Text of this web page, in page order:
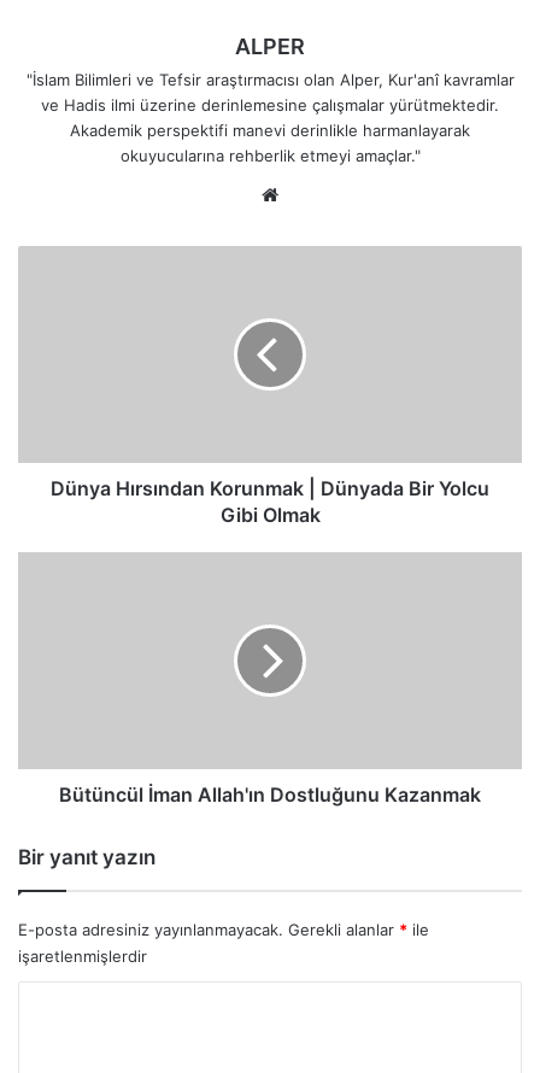
ALPER
"İslam Bilimleri ve Tefsir araştırmacısı olan Alper, Kur'anî kavramlar
ve Hadis ilmi üzerine derinlemesine çalışmalar yürütmektedir.
Akademik perspektifi manevi derinlikle harmanlayarak
okuyucularına rehberlik etmeyi amaçlar."
Olmak
Dünya Hırsından Korunmak | Dünyada Bir Yolcu
Gibi Olmak
Bütüncül İman Allah'ın Dostluğunu Kazanmak
Bir yanıt yazın
E-posta adresiniz yayınlanmayacak. Gerekli alanlar * ile
işaretlenmişlerdir